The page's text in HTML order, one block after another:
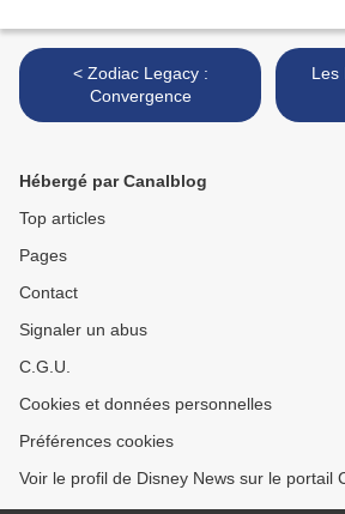
< Zodiac Legacy :
Convergence
Hébergé par Canalblog
Top articles
Pages
Contact
Signaler un abus
C.G.U.
Cookies et données personnelles
Préférences cookies
Voir le profil de Disney News sur le portail